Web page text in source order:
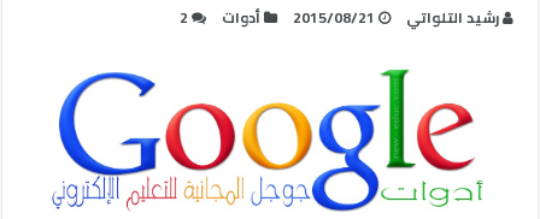
رشيد التلواتي 2015/08/21 أدوات 2